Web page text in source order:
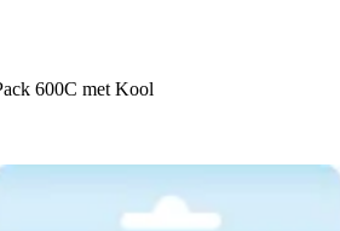
600C met Kool